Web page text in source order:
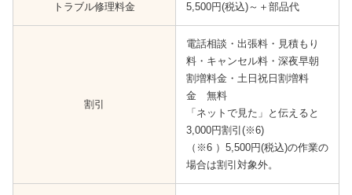
トラブル修理料金 5,500円(税込)～＋部品代
割引
電話相談・出張料・見積もり
料・キャンセル料・深夜早朝
割増料金・土日祝日割増料
金 無料
「ネットで見た」と伝えると
3,000円割引(※6)
（※6 ）5,500円(税込)の作業の
場合は割引対象外。